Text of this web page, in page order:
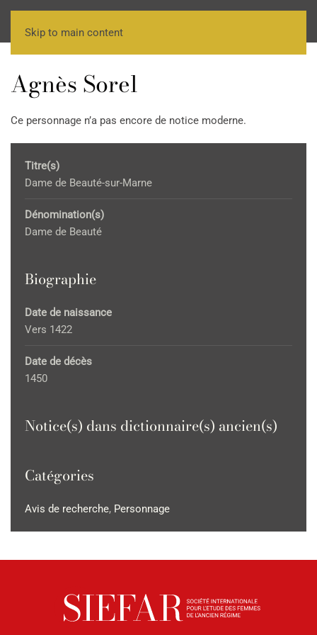
Skip to main content
Agnès Sorel
Ce personnage n’a pas encore de notice moderne.
Titre(s)
Dame de Beauté-sur-Marne
Dénomination(s)
Dame de Beauté
Biographie
Date de naissance
Vers 1422
Date de décès
1450
Notice(s) dans dictionnaire(s) ancien(s)
Catégories
Avis de recherche, Personnage